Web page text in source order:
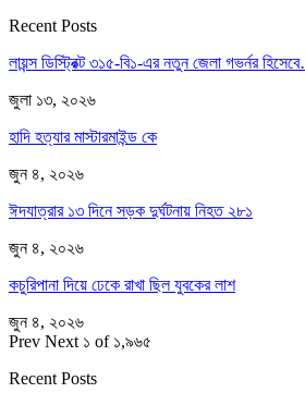
Recent Posts
লায়ন্স ডিস্ট্রিক্ট ৩১৫-বি১-এর নতুন জেলা গভর্নর
জুলা ১৩, ২০২৬
হাদি হত্যার মাস্টারমাইন্ড কে
জুন ৪, ২০২৬
ঈদযাত্রার ১৩ দিনে সড়ক দুর্ঘটনায় নিহত ২৮১
জুন ৪, ২০২৬
কচুরিপানা দিয়ে ঢেকে রাখা ছিল যুবকের লাশ
জুন ৪, ২০২৬
Prev Next ১ of ১,৯৬৫
Recent Posts